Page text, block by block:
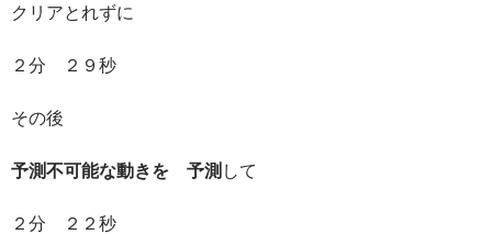
クリアとれずに
２分 ２９秒
その後
予測不可能な動きを 予測して
２分 ２２秒